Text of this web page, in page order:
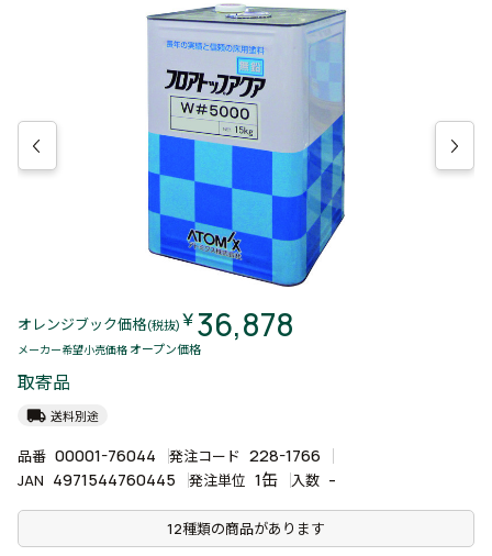
オレンジブック価格(税抜) ￥36,878
メーカー希望小売価格 オープン価格
取寄品
local_shipping 送料別途
品番 00001-76044 発注コード 228-1766
JAN 4971544760445 発注単位 1缶 入数 -
12種類の商品があります